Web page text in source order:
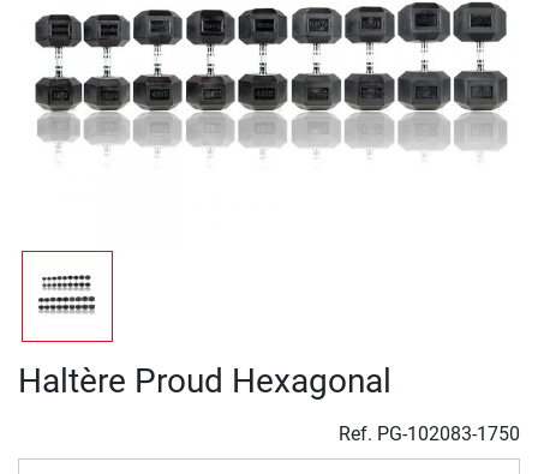
Haltère Proud Hexagonal
Ref. PG-102083-1750